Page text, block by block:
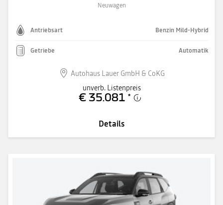
Neuwagen
Antriebsart Benzin Mild-Hybrid
Getriebe Automatik
Autohaus Lauer GmbH & CoKG
unverb. Listenpreis
€ 35.081 *
Details